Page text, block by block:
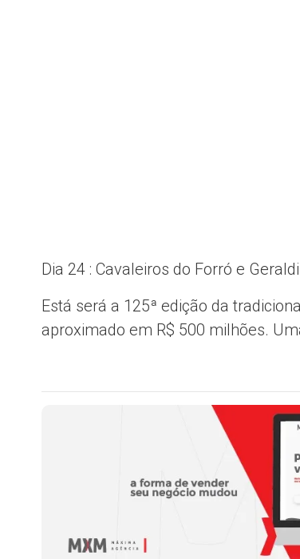
Dia 24 : Cavaleiros do Forró e
Está será a 125ª edição da
aproximado em R$ 500 milhões.